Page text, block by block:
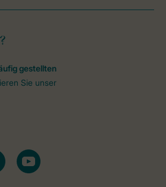
gestellten
Sie unser
youtube